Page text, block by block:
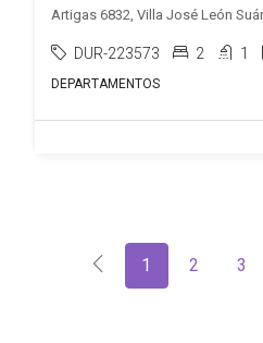
Artigas 6832, Villa José León
DUR-223573 2 1
DEPARTAMENTOS
1 2 3